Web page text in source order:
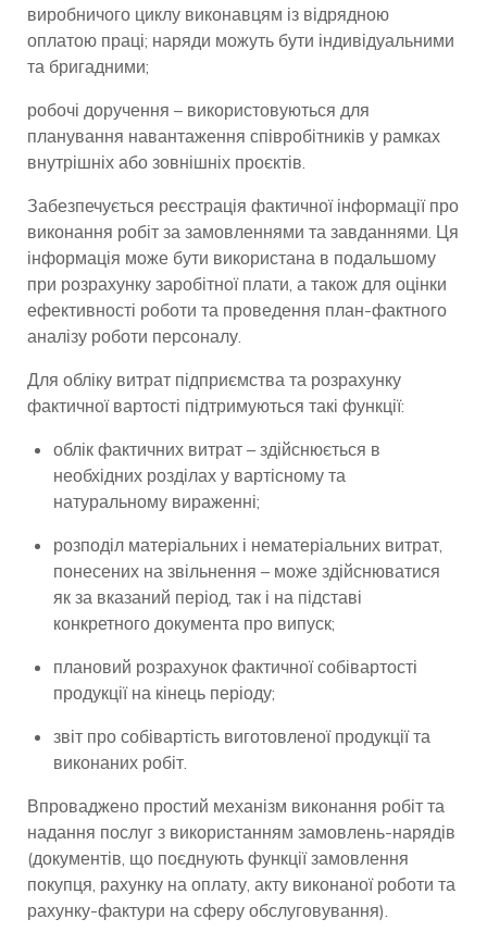
виробничого циклу виконавцям із відрядною
оплатою праці; наряди можуть бути індивідуальними
та бригадними;
робочі доручення – використовуються для
планування навантаження співробітників у рамках
внутрішніх або зовнішніх проєктів.
Забезпечується реєстрація фактичної інформації про
виконання робіт за замовленнями та завданнями. Ця
інформація може бути використана в подальшому
при розрахунку заробітної плати, а також для оцінки
ефективності роботи та проведення план-фактного
аналізу роботи персоналу.
Для обліку витрат підприємства та розрахунку
фактичної вартості підтримуються такі функції:
облік фактичних витрат – здійснюється в
необхідних розділах у вартісному та
натуральному вираженні;
розподіл матеріальних і нематеріальних витрат,
понесених на звільнення – може здійснюватися
як за вказаний період, так і на підставі
конкретного документа про випуск;
плановий розрахунок фактичної собівартості
продукції на кінець періоду;
звіт про собівартість виготовленої продукції та
виконаних робіт.
Впроваджено простий механізм виконання робіт та
надання послуг з використанням замовлень-нарядів
(документів, що поєднують функції замовлення
покупця, рахунку на оплату, акту виконаної роботи та
рахунку-фактури на сферу обслуговування).